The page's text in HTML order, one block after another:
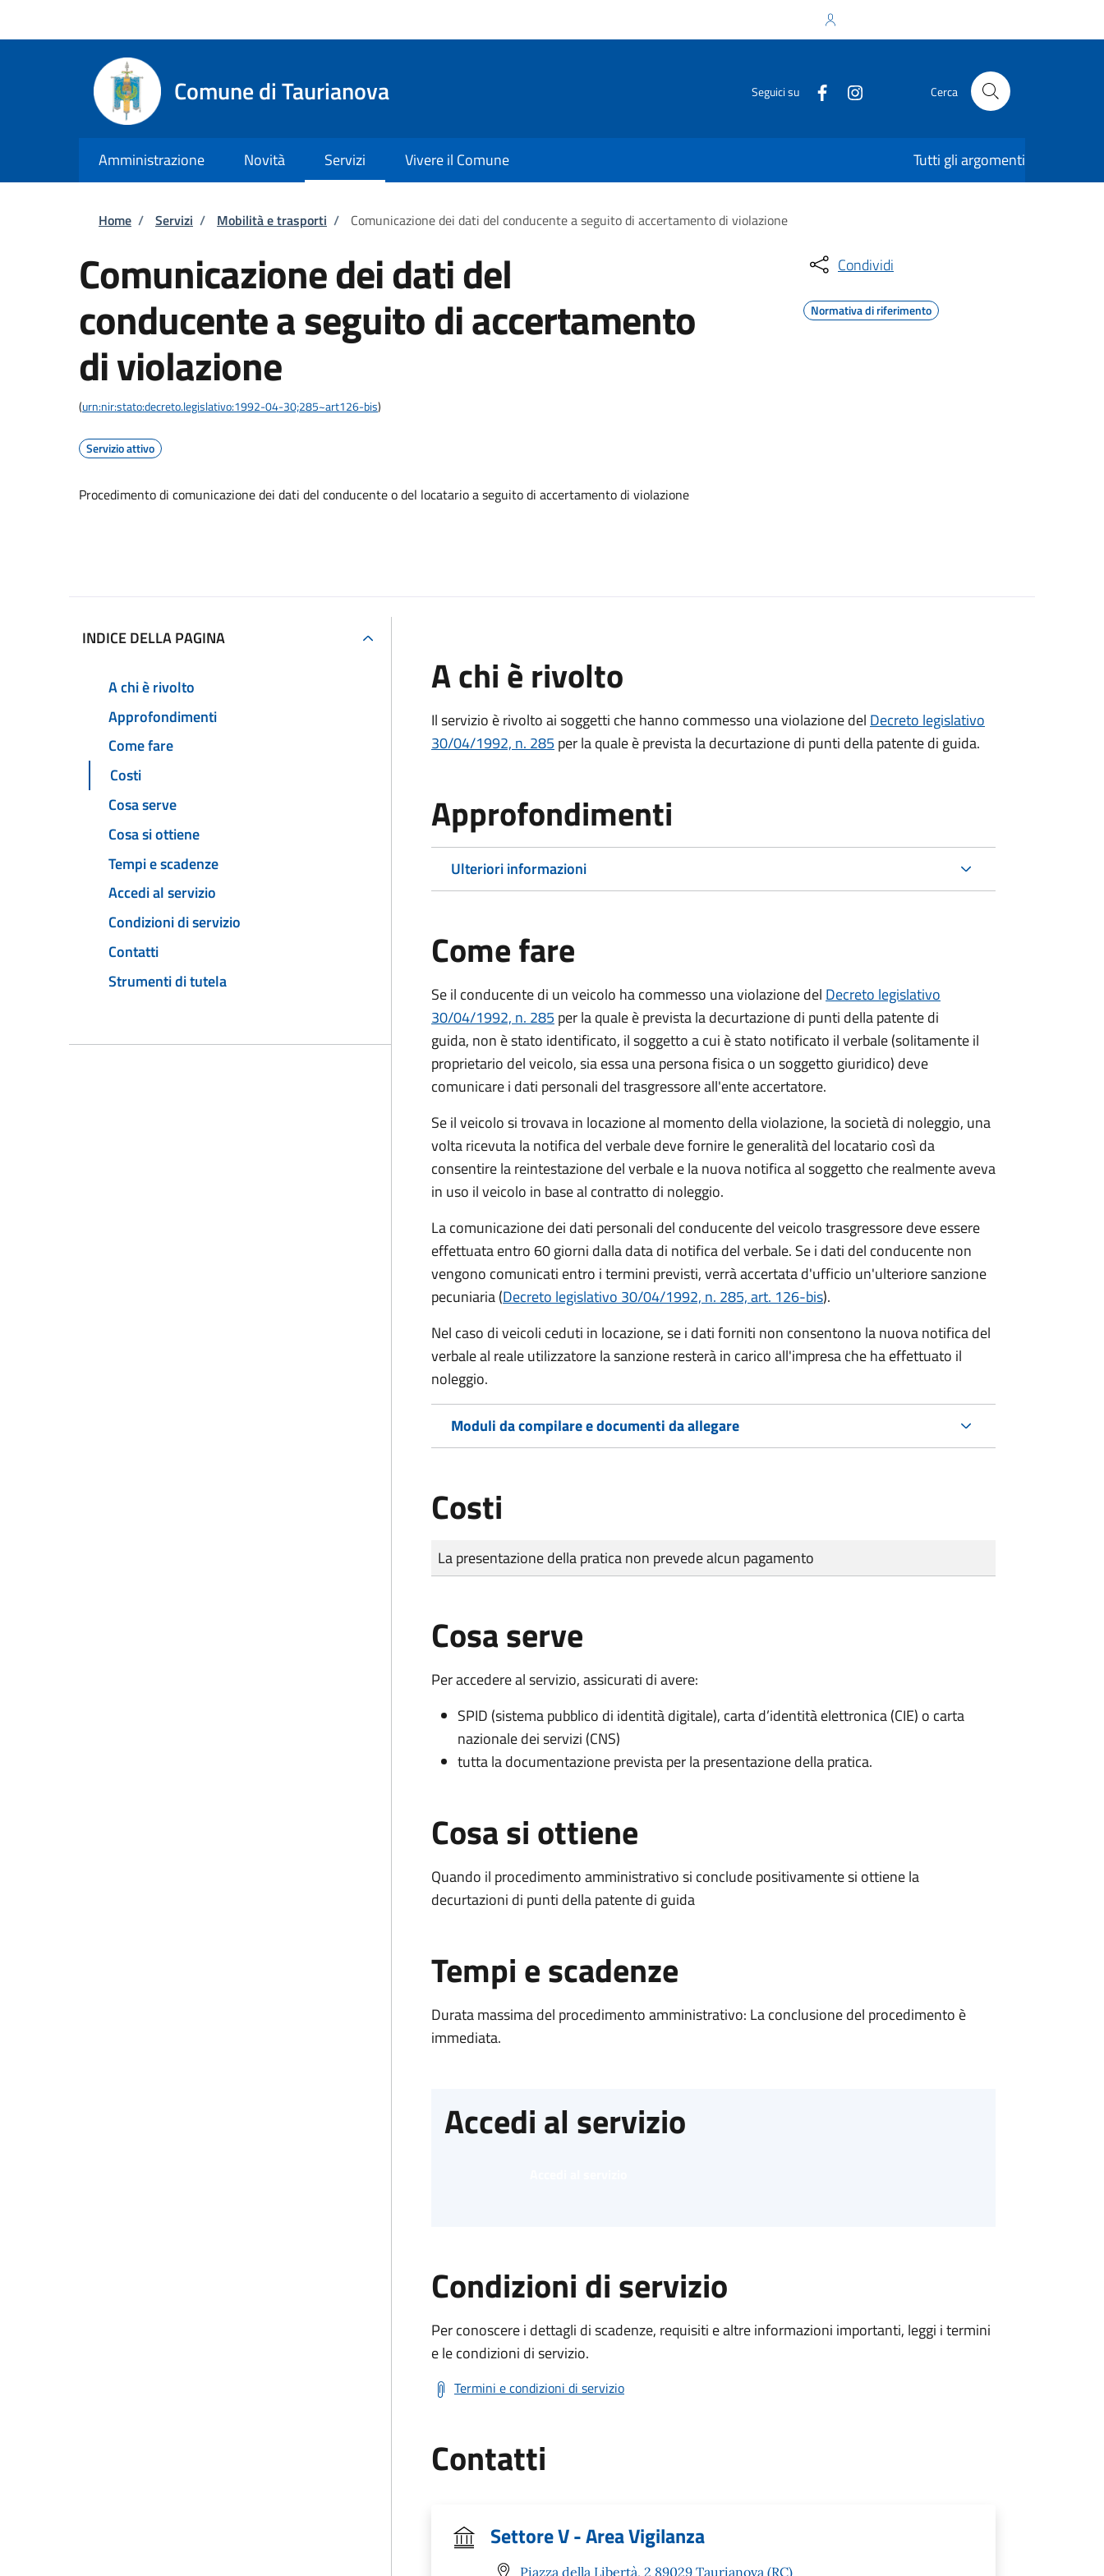
Comune di Taurianova Seguici su Cerca
Amministrazione Novità Servizi Vivere il Comune Tutti gli argomenti
Briciole di pane
Home / Servizi / Mobilità e trasporti / Comunicazione dei dati del conducente a seguito di accertamento di violazione
Comunicazione dei dati del
conducente a seguito di accertamento
di violazione
(urn:nir:stato:decreto.legislativo:1992-04-30;285~art126-bis)
Servizio attivo
Procedimento di comunicazione dei dati del conducente o del locatario a seguito di accertamento di violazione
Condividi
Normativa di riferimento
INDICE DELLA PAGINA
A chi è rivolto
Approfondimenti
Come fare
Costi
Cosa serve
Cosa si ottiene
Tempi e scadenze
Accedi al servizio
Condizioni di servizio
Contatti
Strumenti di tutela
A chi è rivolto
Il servizio è rivolto ai soggetti che hanno commesso una violazione del Decreto legislativo
30/04/1992, n. 285 per la quale è prevista la decurtazione di punti della patente di guida.
Approfondimenti
Ulteriori informazioni
Come fare
Se il conducente di un veicolo ha commesso una violazione del Decreto legislativo
30/04/1992, n. 285 per la quale è prevista la decurtazione di punti della patente di
guida, non è stato identificato, il soggetto a cui è stato notificato il verbale (solitamente il
proprietario del veicolo, sia essa una persona fisica o un soggetto giuridico) deve
comunicare i dati personali del trasgressore all'ente accertatore.
Se il veicolo si trovava in locazione al momento della violazione, la società di noleggio, una
volta ricevuta la notifica del verbale deve fornire le generalità del locatario così da
consentire la reintestazione del verbale e la nuova notifica al soggetto che realmente aveva
in uso il veicolo in base al contratto di noleggio.
La comunicazione dei dati personali del conducente del veicolo trasgressore deve essere
effettuata entro 60 giorni dalla data di notifica del verbale. Se i dati del conducente non
vengono comunicati entro i termini previsti, verrà accertata d'ufficio un'ulteriore sanzione
pecuniaria (Decreto legislativo 30/04/1992, n. 285, art. 126-bis).
Nel caso di veicoli ceduti in locazione, se i dati forniti non consentono la nuova notifica del
verbale al reale utilizzatore la sanzione resterà in carico all'impresa che ha effettuato il
noleggio.
Moduli da compilare e documenti da allegare
Costi
Tipo di pagamento
Importo
La presentazione della pratica non prevede alcun pagamento
Cosa serve
Per accedere al servizio, assicurati di avere:
SPID (sistema pubblico di identità digitale), carta d’identità elettronica (CIE) o carta
nazionale dei servizi (CNS)
tutta la documentazione prevista per la presentazione della pratica.
Cosa si ottiene
Quando il procedimento amministrativo si conclude positivamente si ottiene la
decurtazioni di punti della patente di guida
Tempi e scadenze
Durata massima del procedimento amministrativo: La conclusione del procedimento è
immediata.
Accedi al servizio
Condizioni di servizio
Per conoscere i dettagli di scadenze, requisiti e altre informazioni importanti, leggi i termini
e le condizioni di servizio.
Termini e condizioni di servizio
Contatti
Settore V - Area Vigilanza
Piazza della Libertà, 2 89029 Taurianova (RC)